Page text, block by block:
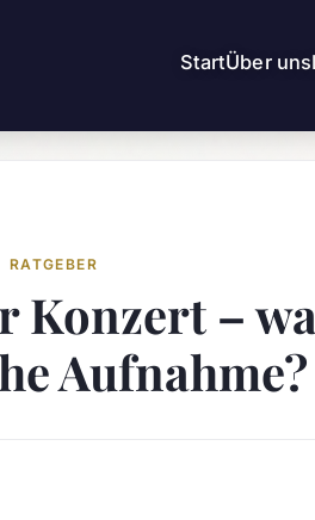
StartÜber uns
RATGEBER
Konzert –
Aufnahme?